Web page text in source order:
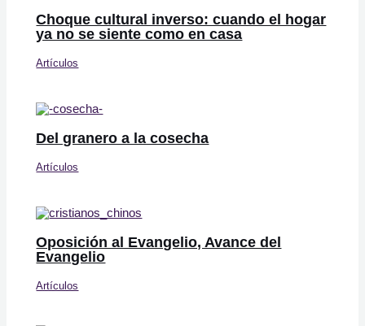
Choque cultural inverso: cuando el hogar
ya no se siente como en casa
Artículos
Del granero a la cosecha
Artículos
Oposición al Evangelio, Avance del
Evangelio
Artículos